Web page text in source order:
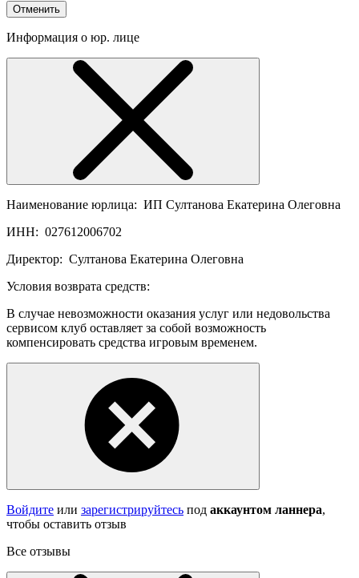
Отменить
Информация о юр. лице
Наименование юрлица: ИП Султанова Екатерина Олеговна
ИНН: 027612006702
Директор: Султанова Екатерина Олеговна
Условия возврата средств:
В случае невозможности оказания услуг или недовольства
сервисом клуб оставляет за собой возможность
компенсировать средства игровым временем.
Войдите или зарегистрируйтесь под аккаунтом ланнера,
чтобы оставить отзыв
Все отзывы